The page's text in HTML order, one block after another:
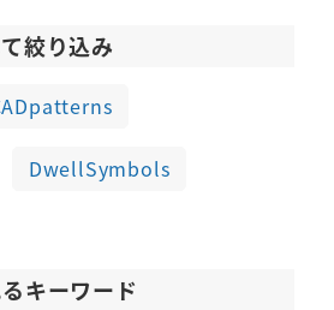
絞り込み
DwellSymbols
キーワード